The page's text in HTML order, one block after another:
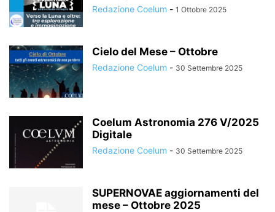
Redazione Coelum - 1 Ottobre 2025
Cielo del Mese – Ottobre
Redazione Coelum - 30 Settembre 2025
Coelum Astronomia 276 V/2025
Digitale
Redazione Coelum - 30 Settembre 2025
SUPERNOVAE aggiornamenti del
mese – Ottobre 2025